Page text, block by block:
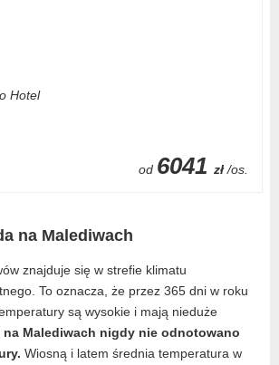
Hotel
od 6041 zł /os.
na Malediwach
znajduje się w strefie klimatu
To oznacza, że przez 365 dni w roku
są wysokie i mają nieduże
na Malediwach nigdy nie odnotowano
Wiosną i latem średnia temperatura w